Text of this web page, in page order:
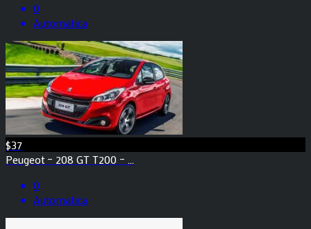
0
Automatica
$37
Peugeot – 208 GT T200 – ...
0
Automatica